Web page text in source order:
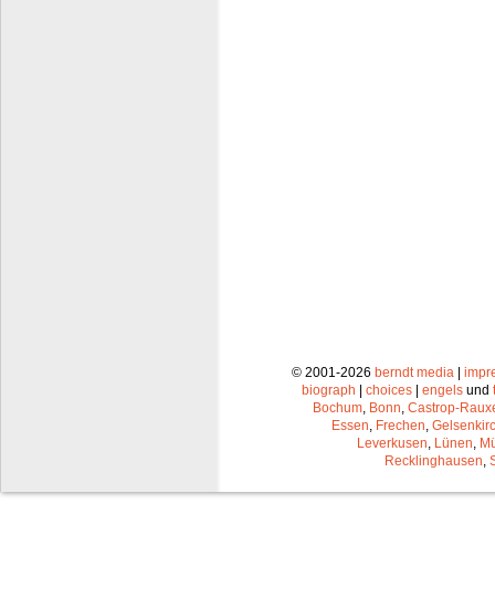
© 2001-2026 berndt media |
biograph | choices | engels und
Bochum Bonn Castrop-
Essen Frechen
Leverkusen Lünen
Recklinghausen